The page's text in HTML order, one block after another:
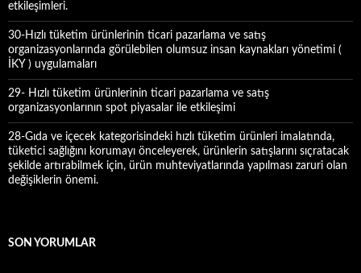
etkileşimleri.
30-Hızlı tüketim ürünlerinin ticari pazarlama ve satış
organizasyonlarında görülebilen olumsuz insan kaynakları yönetimi (
İKY ) uygulamaları
29- Hızlı tüketim ürünlerinin ticari pazarlama ve satış
organizasyonlarının spot piyasalar ile etkileşimi
28-Gıda ve içecek kategorisindeki hızlı tüketim ürünleri imalatında,
tüketici sağlığını korumayı önceleyerek, ürünlerin satışlarını sıçratacak
şekilde artırabilmek için, ürün muhteviyatlarında yapılması zaruri olan
değişiklerin önemi.
SON YORUMLAR